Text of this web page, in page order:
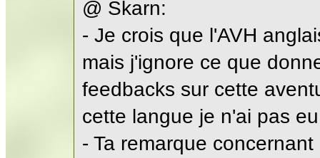
@ Skarn:
- Je crois que l'AVH
mais j'ignore ce que
feedbacks sur cette
cette langue je n'ai pas
- Ta remarque